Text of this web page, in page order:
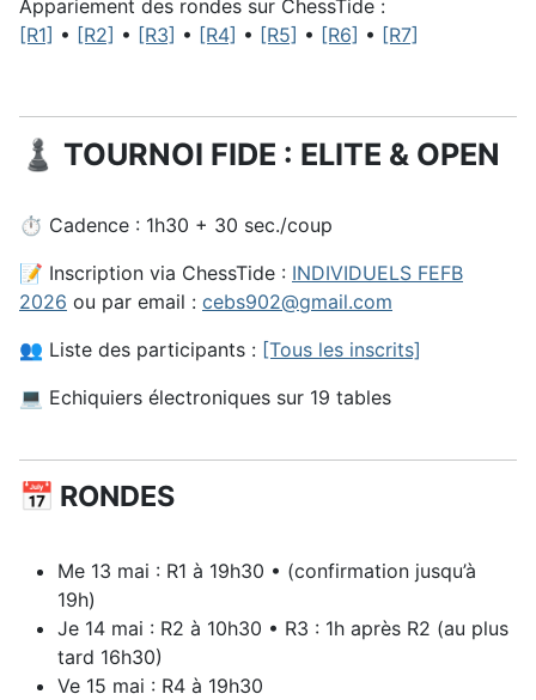
Appariement des rondes sur ChessTide :
[R1] • [R2] • [R3] • [R4] • [R5] • [R6] • [R7]
♟️ TOURNOI FIDE : ELITE & OPEN
⏱️ Cadence : 1h30 + 30 sec./coup
📝 Inscription via ChessTide : INDIVIDUELS FEFB
2026 ou par email : cebs902@gmail.com
👥 Liste des participants : [Tous les inscrits]
💻 Echiquiers électroniques sur 19 tables
📅 RONDES
Me 13 mai : R1 à 19h30 • (confirmation jusqu’à
19h)
Je 14 mai : R2 à 10h30 • R3 : 1h après R2 (au plus
tard 16h30)
Ve 15 mai : R4 à 19h30